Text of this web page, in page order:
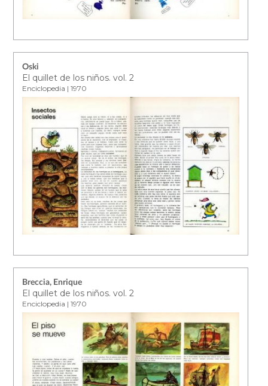
Oski
El quillet de los niños. vol. 2
Enciclopedia | 1970
Breccia, Enrique
El quillet de los niños. vol. 2
Enciclopedia | 1970